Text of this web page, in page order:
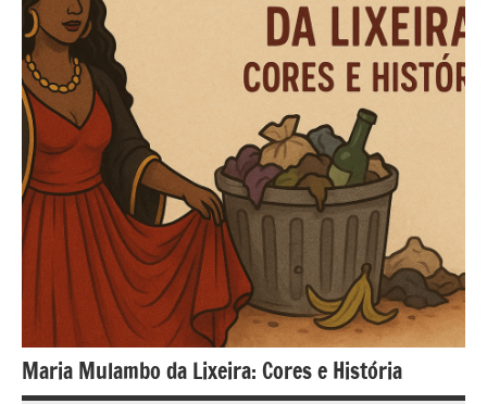
Maria Mulambo da Lixeira: Cores e História